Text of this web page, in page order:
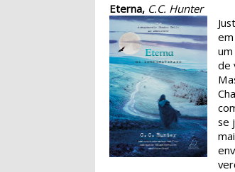
Eterna, C.C. Hunter
de
se